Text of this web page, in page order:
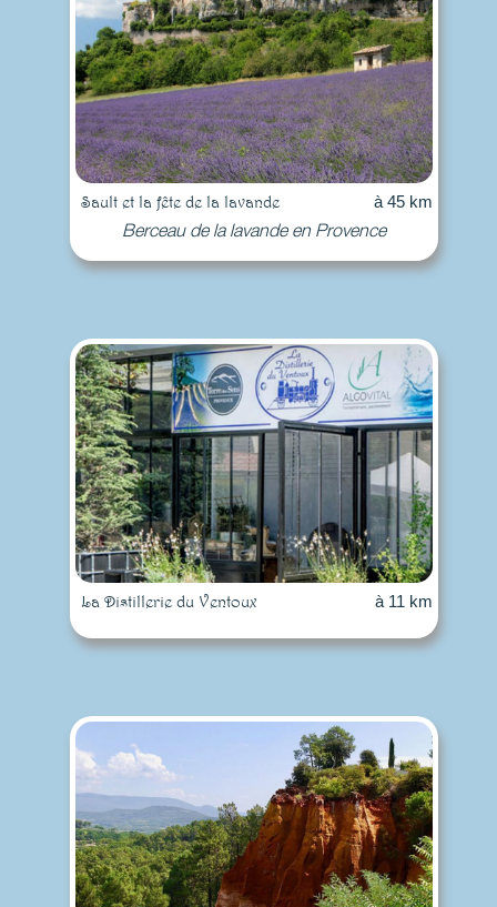
Sault et la fête de la lavande à 45 km
Berceau de la lavande en Provence
La Distillerie du Ventoux à 11 km